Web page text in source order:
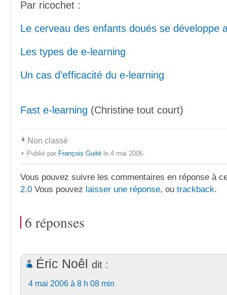
Par ricochet :
Le cerveau des enfants doués se développe
Les types de e-learning
Un cas d’efficacité du e-learning
Fast e-learning (Christine tout court)
Non classé
Publié par François Guité le 4 mai 2006
Vous pouvez suivre les commentaires en réponse à
2.0 Vous pouvez laisser une réponse, ou trackback.
6 réponses
Éric Noêl dit :
4 mai 2006 à 8 h 08 min